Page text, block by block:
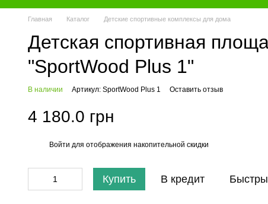
Главная Каталог Детские спортивные комплексы для дома
Детская спортивная
"SportWood Plus 1"
В наличии Артикул: SportWood Plus 1 Оставить отзыв
4 180.0 грн
Войти для отображения накопительной скидки
Купить В кредит